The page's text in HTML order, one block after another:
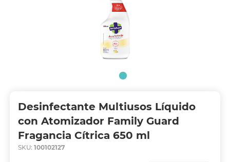
Desinfectante Multiusos Líquido
con Atomizador Family Guard
Fragancia Cítrica 650 ml
SKU: 100102127